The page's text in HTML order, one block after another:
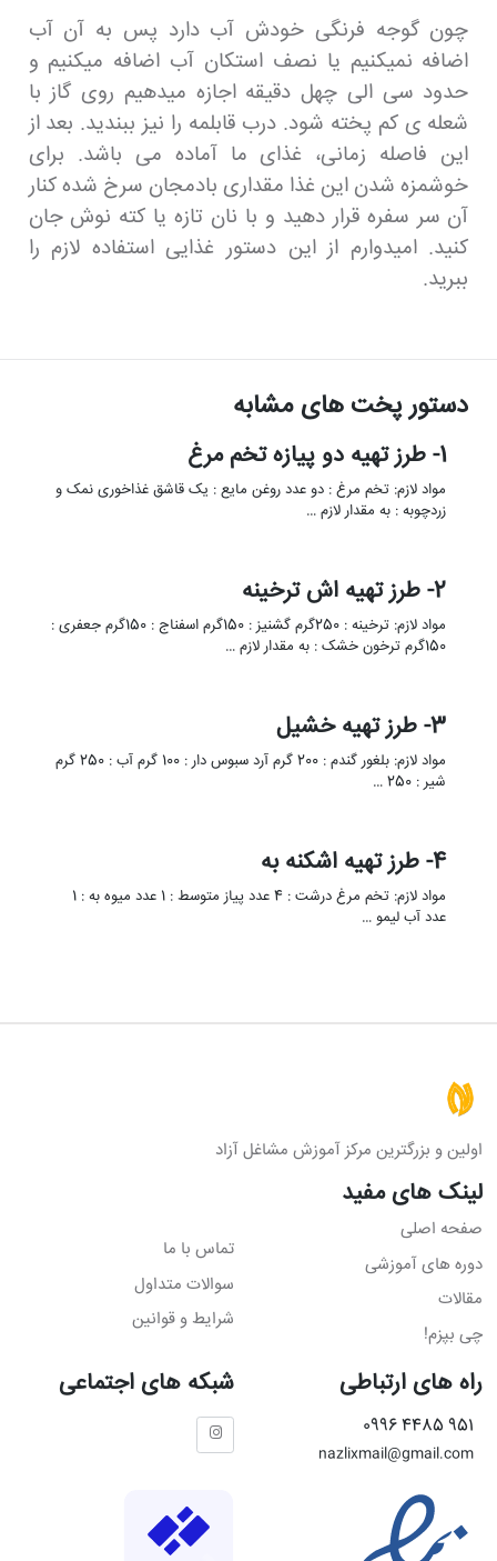
چون گوجه فرنگی خودش آب دارد پس به آن آب
اضافه نمیکنیم یا نصف استکان آب اضافه میکنیم و
حدود سی الی چهل دقیقه اجازه میدهیم روی گاز با
شعله ی کم پخته شود. درب قابلمه را نیز ببندید. بعد از
این فاصله زمانی، غذای ما آماده می باشد. برای
خوشمزه شدن این غذا مقداری بادمجان سرخ شده کنار
آن سر سفره قرار دهید و با نان تازه یا کته نوش جان
کنید. امیدوارم از این دستور غذایی استفاده لازم را
ببرید.
دستور پخت های مشابه
1- طرز تهیه دو پیازه تخم مرغ
مواد لازم: تخم مرغ : دو عدد روغن مایع : یک قاشق غذاخوری نمک و
زردچوبه : به مقدار لازم …
2- طرز تهیه اش ترخینه
مواد لازم: ترخینه : 250گرم گشنیز : 150گرم اسفناج : 150گرم جعفری :
150گرم ترخون خشک : به مقدار لازم …
3- طرز تهیه خشیل
مواد لازم: بلغور گندم : 200 گرم آرد سبوس دار : 100 گرم آب : 250 گرم
شیر : 250 …
4- طرز تهیه اشکنه به
مواد لازم: تخم مرغ درشت : 4 عدد پیاز متوسط : 1 عدد میوه به : 1
عدد آب لیمو …
اولین و بزرگترین مرکز آموزش مشاغل آزاد
لینک های مفید
صفحه اصلی
دوره های آموزشی
مقالات
چی بپزم!
تماس با ما
سوالات متداول
شرایط و قوانین
راه های ارتباطی
951 4485 0996
nazlixmail@gmail.com
شبکه های اجتماعی